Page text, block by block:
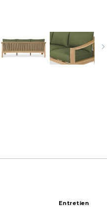
Entretien